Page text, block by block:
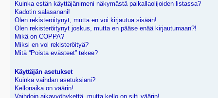
Kuinka estän käyttäjänimeni näkymästä paikallaolijoiden listassa?
Kadotin salasanani!
Olen rekisteröitynyt, mutta en voi kirjautua sisään!
Olen rekisteröitynyt joskus, mutta en pääse enää kirjautumaan?!
Mikä on COPPA?
Miksi en voi rekisteröityä?
Mitä “Poista evästeet” tekee?
Käyttäjän asetukset
Kuinka vaihdan asetuksiani?
Kellonaika on väärin!
Vaihdoin aikavyöhykettä, mutta kello on silti väärin!